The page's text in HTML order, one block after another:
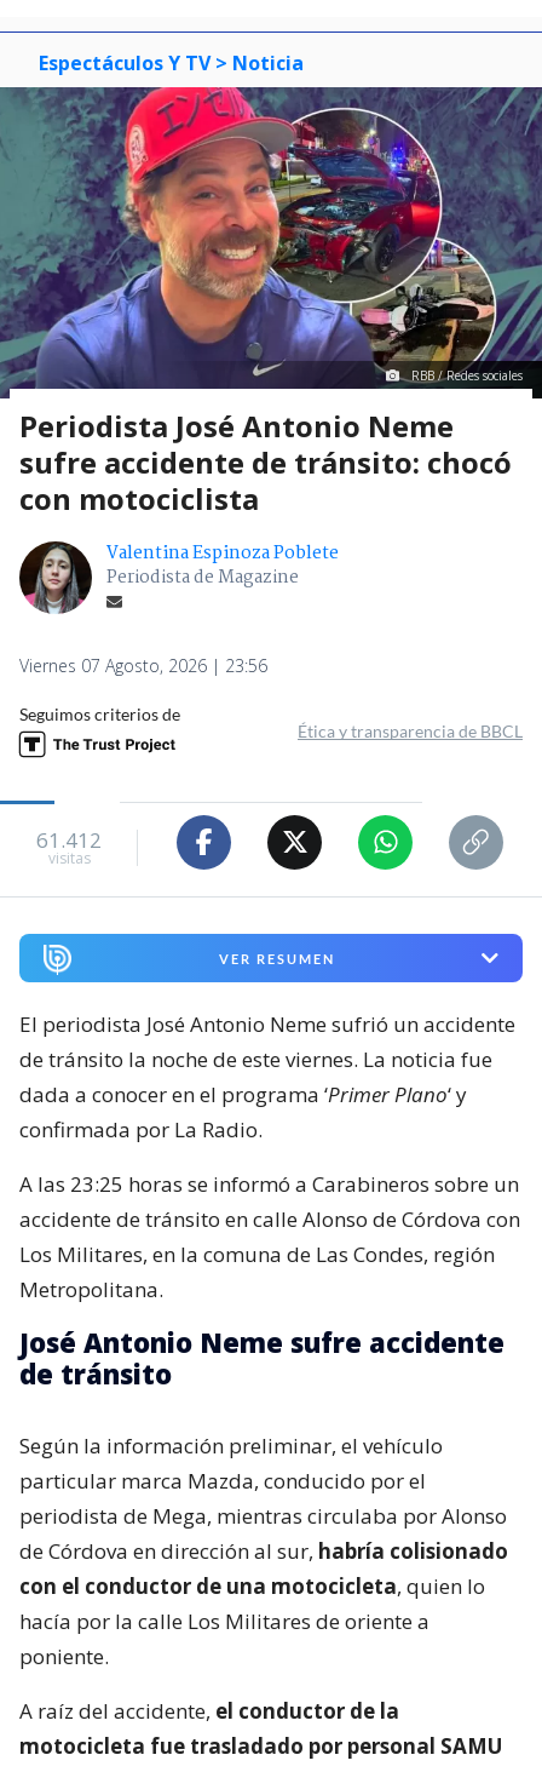
Espectáculos Y TV > Noticia
RBB / Redes sociales
Periodista José Antonio Neme
sufre accidente de tránsito: chocó
con motociclista
Valentina Espinoza Poblete
Periodista de Magazine
Viernes 07 Agosto, 2026 | 23:56
Seguimos criterios de
Ética y transparencia de BBCL
61.412
visitas
VER RESUMEN
El periodista José Antonio Neme sufrió un accidente
de tránsito la noche de este viernes. La noticia fue
dada a conocer en el programa ‘Primer Plano‘ y
confirmada por La Radio.
A las 23:25 horas se informó a Carabineros sobre un
accidente de tránsito en calle Alonso de Córdova con
Los Militares, en la comuna de Las Condes, región
Metropolitana.
José Antonio Neme sufre accidente
de tránsito
Según la información preliminar, el vehículo
particular marca Mazda, conducido por el
periodista de Mega, mientras circulaba por Alonso
de Córdova en dirección al sur, habría colisionado
con el conductor de una motocicleta, quien lo
hacía por la calle Los Militares de oriente a
poniente.
A raíz del accidente, el conductor de la
motocicleta fue trasladado por personal SAMU